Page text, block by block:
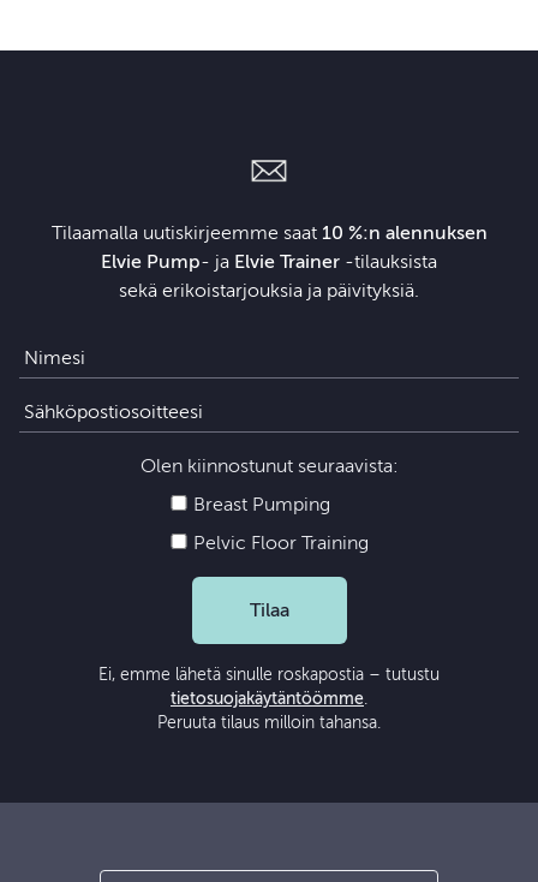
Tilaamalla uutiskirjeemme saat 10 %:n alennuksen
Elvie Pump- ja Elvie Trainer ‑tilauksista
sekä erikoistarjouksia ja päivityksiä.
Olen kiinnostunut seuraavista:
Breast Pumping
Pelvic Floor Training
Tilaa
Ei, emme lähetä sinulle roskapostia – tutustu
tietosuojakäytäntöömme.
Peruuta tilaus milloin tahansa.